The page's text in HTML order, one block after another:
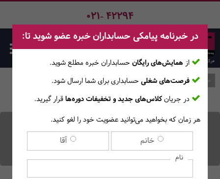
021- 42294
نرخ بهره چیست و چقدر
است؟
صفحه اصلی وبلاگ
در خبرنامه پیامکی حسابداران خبره عضو شوید تا:
از همایش‌های رایگان حسابداران خبره مطلع ‎شوید.
فرصت‌های شغلی حسابداری برای شما ارسال شود.
در جریانکلاس‌های جدید و تخفیفات دوره‌هاقرار گیرید.
هر زمان که بخواهید می‌توانید عضویت خود را لغو کنید.
خانم آقا
نام